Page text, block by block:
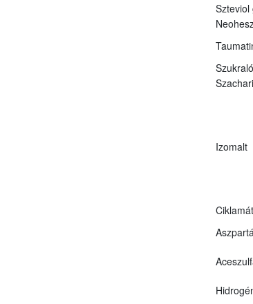
Szteviol
Izomalt